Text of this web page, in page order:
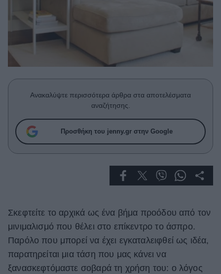
Parenting
Working Girl
Real Women
Πρόσωπα
Celebrities
Συνεντεύξεις
True Stories
Ask the Guru
Success Stories
Living
Deco
Cooking
Green
Ανακαλύψτε περισσότερα άρθρα στα αποτελέσματα
αναζήτησης.
Προσθήκη του jenny.gr στην Google
Σκεφτείτε το αρχικά ως ένα βήμα προόδου από τον
μινιμαλισμό που θέλει στο επίκεντρο το άσπρο.
Παρόλο που μπορεί να έχει εγκαταλειφθεί ως ιδέα,
παρατηρείται μια τάση που μας κάνει να
ξανασκεφτόμαστε σοβαρά τη χρήση του: ο λόγος